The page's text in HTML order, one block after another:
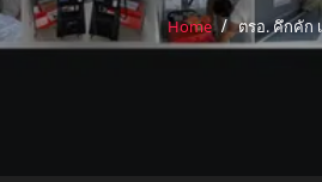
Home ตรอ. คึกคัก